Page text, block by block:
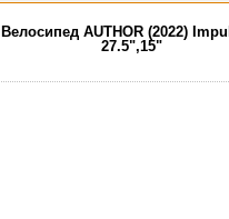
Велосипед AUTHOR (2022)
27.5",15"